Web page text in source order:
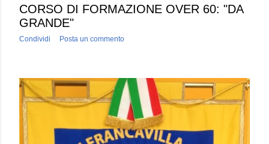
CORSO DI FORMAZIONE OVER 60: "DA
GRANDE"
Condividi Posta un commento